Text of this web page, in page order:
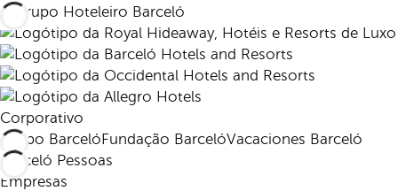
Corporativo
Grupo BarcelóFundação BarcelóVacaciones Barceló
Barceló Pessoas
Empresas